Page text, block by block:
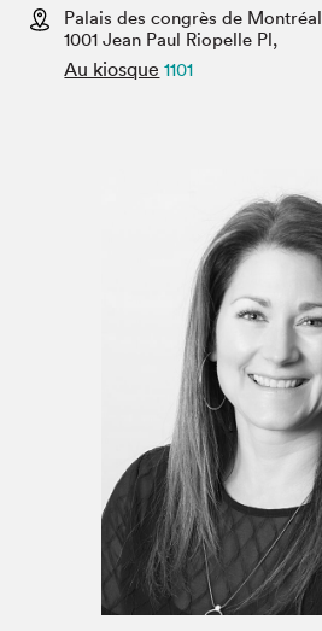
Espace médias
Palais des congrès de Montréal
1001 Jean Paul Riopelle Pl,
Au kiosque 1101